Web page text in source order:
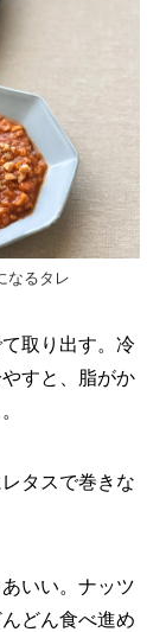
なるタレ
取り出す。冷
すと、脂がか
タスで巻きな
いい。ナッツ
どん食べ進め